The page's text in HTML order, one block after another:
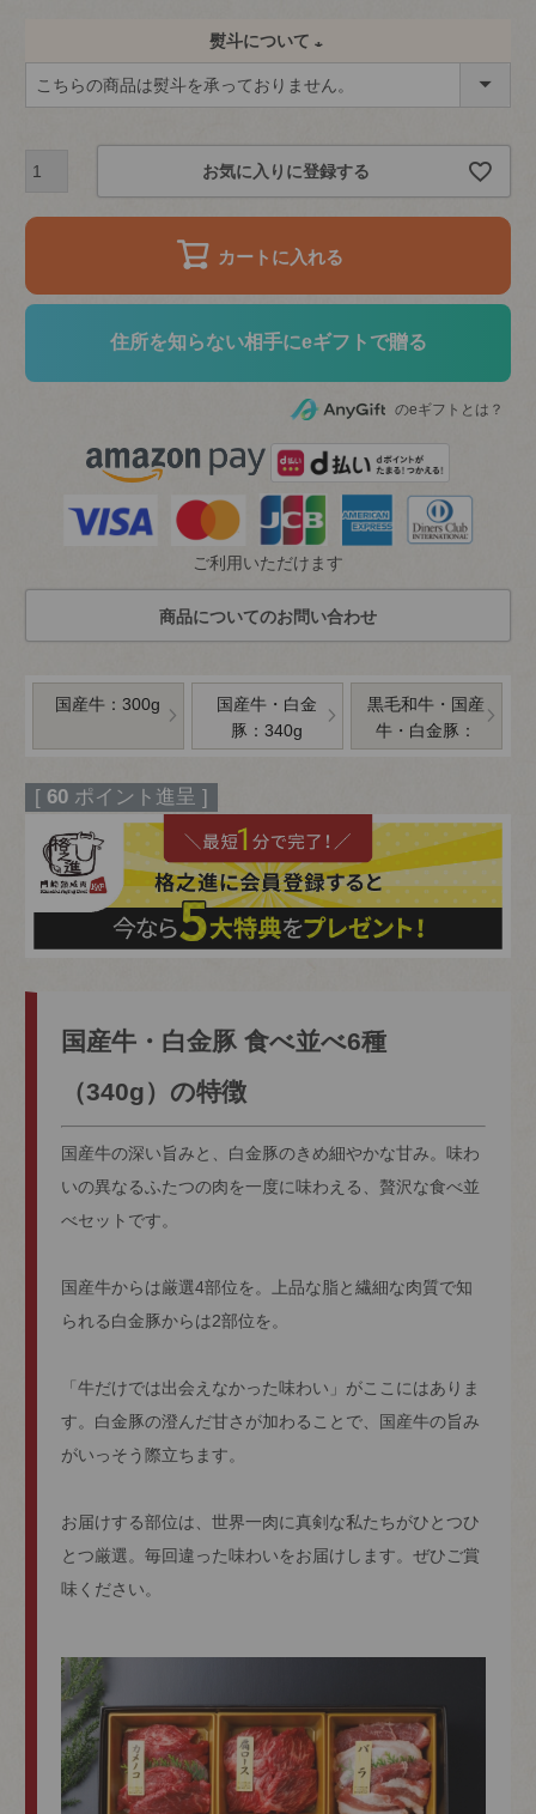
熨斗について
(
須
)
お気に入りに登録する
カートに入れる
住所を知らない相手にeギフトで贈る
のeギフトとは？
ご利用いただけます
国産牛：300g
国産牛・白金
豚：340g
黒毛和牛・国産
牛・白金豚：
380g
[ 60 ポイント進呈 ]
国産牛・白金豚 食べ並べ6種
（340g）の特徴
国産牛の深い旨みと、白金豚のきめ細やかな甘み。味わ
いの異なるふたつの肉を一度に味わえる、贅沢な食べ並
べセットです。
国産牛からは厳選4部位を。上品な脂と繊細な肉質で知
られる白金豚からは2部位を。
「牛だけでは出会えなかった味わい」がここにはありま
す。白金豚の澄んだ甘さが加わることで、国産牛の旨み
がいっそう際立ちます。
お届けする部位は、世界一肉に真剣な私たちがひとつひ
とつ厳選。毎回違った味わいをお届けします。ぜひご賞
味ください。